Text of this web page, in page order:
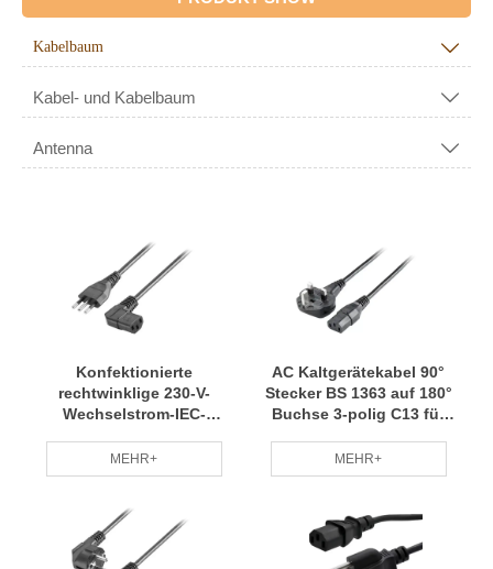
Kabelbaum 
Kabel- und Kabelbaum 
Antenna 
Konfektionierte
rechtwinklige 230-V-
Wechselstrom-IEC-
Geräte
MEHR+
AC Kaltgerätekabel 90°
Stecker BS 1363 auf 180°
Buchse 3-polig C13 für
Schnittstelle
MEHR+